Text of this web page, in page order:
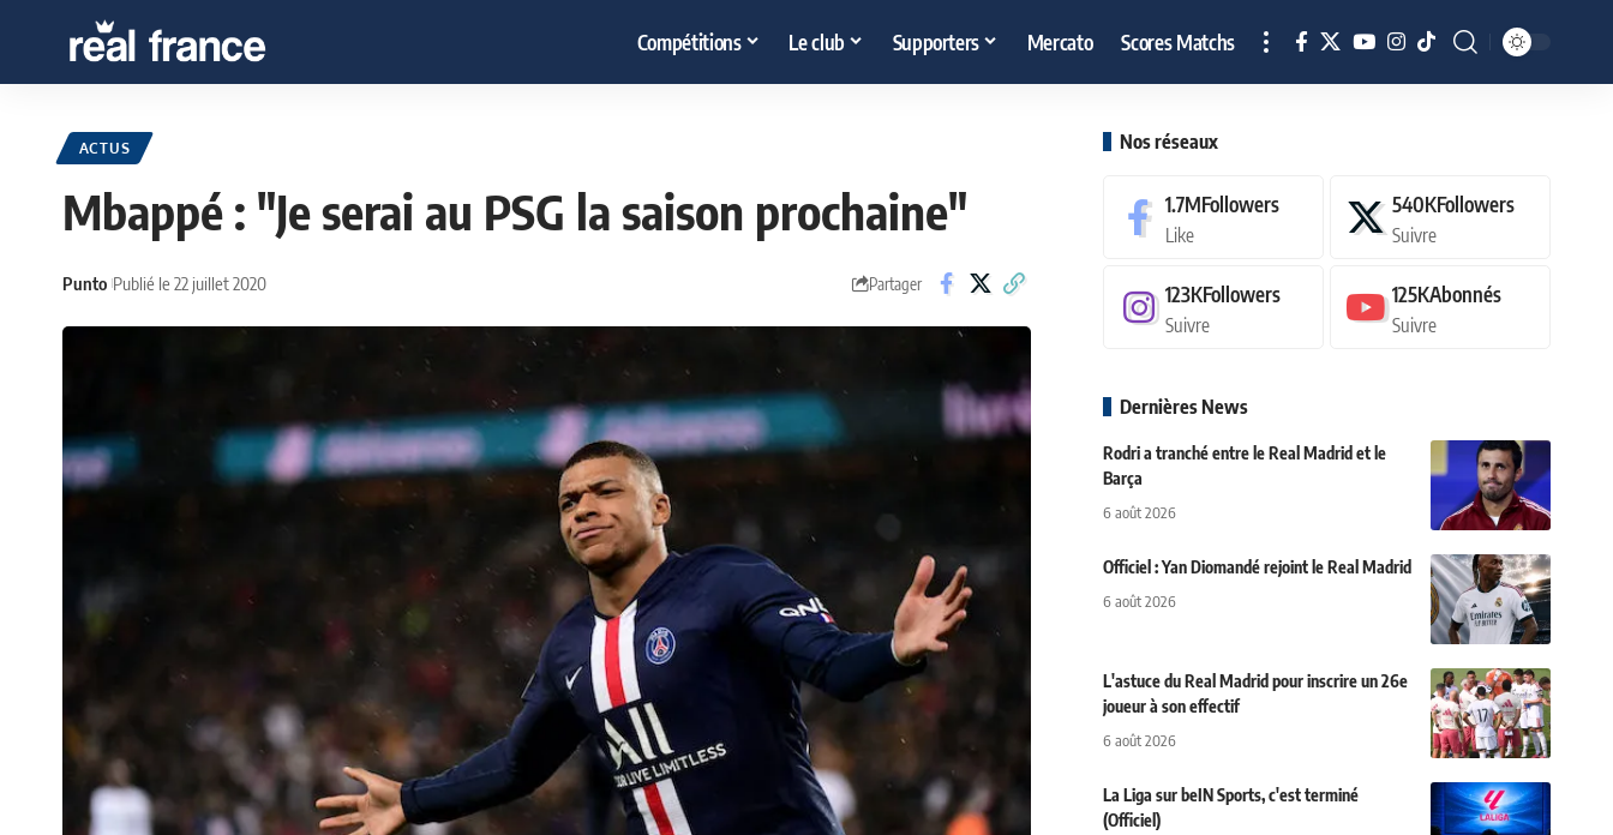
Compétitions Le club Supporters Mercato Scores Matchs
ACTUS
Mbappé : "Je serai au PSG la saison prochaine"
Punto Publié le 22 juillet 2020 Partager
Nos réseaux
1.7MFollowers
Like
540KFollowers
Suivre
123KFollowers
Suivre
125KAbonnés
Suivre
Dernières News
Rodri a tranché entre le Real Madrid et le
Barça
6 août 2026
Officiel : Yan Diomandé rejoint le Real Madrid
6 août 2026
L'astuce du Real Madrid pour inscrire un 26e
joueur à son effectif
6 août 2026
La Liga sur beIN Sports, c'est terminé
(Officiel)